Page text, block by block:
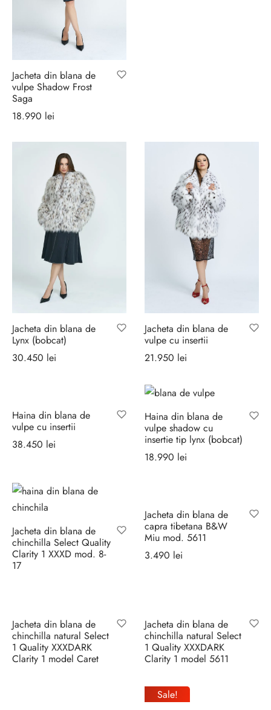
Jacheta din blana de
vulpe Shadow Frost
Saga
18.990 lei
opțiunile
Jacheta din blana de
Lynx (bobcat)
30.450 lei
Jacheta din blana de
vulpe cu insertii
21.950 lei
opțiunile
Haina din blana de
vulpe cu insertii
38.450 lei
Haina din blana de
vulpe shadow cu
insertie tip lynx (bobcat)
18.990 lei
Jacheta din blana de
chinchilla Select Quality
Clarity 1 XXXD mod. 8-
17
Jacheta din blana de
capra tibetana B&W
Miu mod. 5611
3.490 lei
Jacheta din blana de
chinchilla natural Select
1 Quality XXXDARK
Clarity 1 model Caret
Jacheta din blana de
chinchilla natural Select
1 Quality XXXDARK
Clarity 1 model 5611
opțiunile
Sale!
blanuri (Fur SPA)